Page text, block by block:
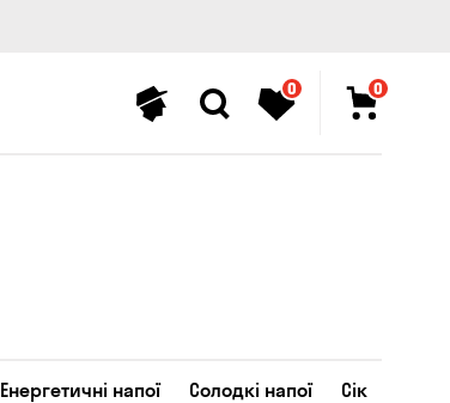
0 0
Енергетичні напої Солодкі напої Сік